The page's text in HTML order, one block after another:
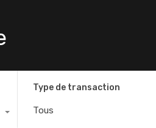
Type de transaction
Tous